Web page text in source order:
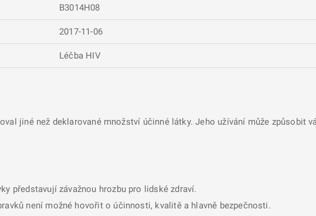
B3014H08
2017-11-06
Léčba HIV
jiné než deklarované množství účinné látky. Jeho užívání může způsobit
představují závažnou hrozbu pro lidské zdraví.
není možné hovořit o účinnosti, kvalitě a hlavně bezpečnosti.